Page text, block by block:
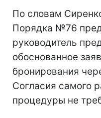
По словам
Порядка №76
руководитель
обоснованное
бронирования
Согласия самого
процедуры не